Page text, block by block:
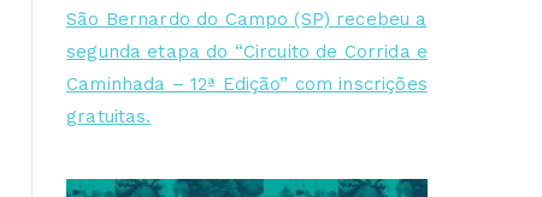
São Bernardo do Campo (SP) recebeu a
segunda etapa do “Circuito de Corrida e
Caminhada – 12ª Edição” com inscrições
gratuitas.